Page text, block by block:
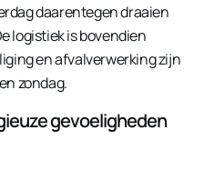
daarentegen draaien
logistiek is bovendien
en afvalverwerking zijn
zondag.
gevoeligheden